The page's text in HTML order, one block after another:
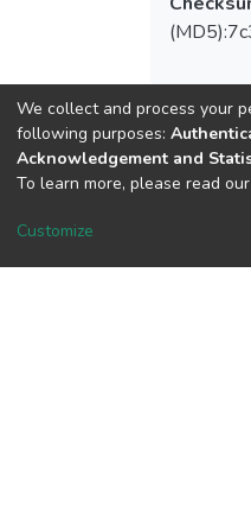
View metrics
We collect and process your
following purposes:
Acknowledgement and
To learn more, please read our
Customize